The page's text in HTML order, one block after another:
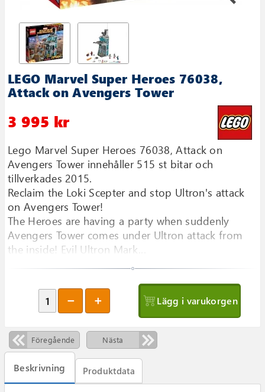
LEGO Marvel Super Heroes 76038,
Attack on Avengers Tower
3 995 kr
Lego Marvel Super Heroes 76038, Attack on
Avengers Tower innehåller 515 st bitar och
tillverkades 2015.
Reclaim the Loki Scepter and stop Ultron′s attack
on Avengers Tower!
The Heroes are having a party when suddenly
Avengers Tower comes under Ultron attack from
the inside! Evil Ultron Mark...
Lägg i varukorgen
Föregående Nästa
Beskrivning Produktdata